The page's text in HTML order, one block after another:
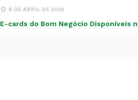
8 DE ABRIL DE 2016
E-cards do Bom Negócio Disponíveis